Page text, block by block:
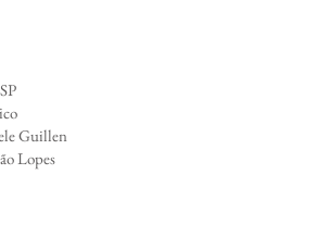
Guillen
Lopes